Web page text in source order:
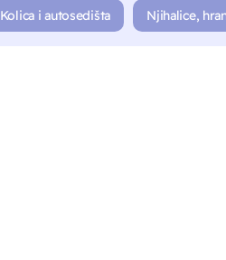
Kolica i autosedišta Njihalice,